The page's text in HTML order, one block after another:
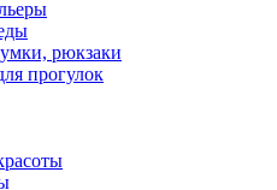
рюкзаки
прогулок